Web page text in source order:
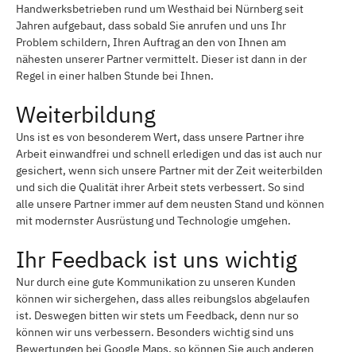
Handwerksbetrieben rund um Westhaid bei Nürnberg seit
Jahren aufgebaut, dass sobald Sie anrufen und uns Ihr
Problem schildern, Ihren Auftrag an den von Ihnen am
nähesten unserer Partner vermittelt. Dieser ist dann in der
Regel in einer halben Stunde bei Ihnen.
Weiterbildung
Uns ist es von besonderem Wert, dass unsere Partner ihre
Arbeit einwandfrei und schnell erledigen und das ist auch nur
gesichert, wenn sich unsere Partner mit der Zeit weiterbilden
und sich die Qualität ihrer Arbeit stets verbessert. So sind
alle unsere Partner immer auf dem neusten Stand und können
mit modernster Ausrüstung und Technologie umgehen.
Ihr Feedback ist uns wichtig
Nur durch eine gute Kommunikation zu unseren Kunden
können wir sichergehen, dass alles reibungslos abgelaufen
ist. Deswegen bitten wir stets um Feedback, denn nur so
können wir uns verbessern. Besonders wichtig sind uns
Bewertungen bei Google Maps, so können Sie auch anderen